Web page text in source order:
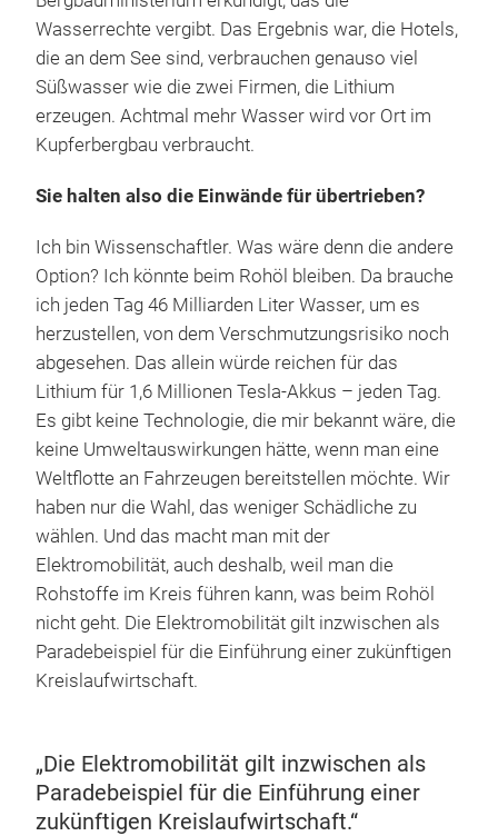
Wasserrechte vergibt. Das Ergebnis war, die Hotels,
die an dem See sind, verbrauchen genauso viel
Süßwasser wie die zwei Firmen, die Lithium
erzeugen. Achtmal mehr Wasser wird vor Ort im
Kupferbergbau verbraucht.
Sie halten also die Einwände für übertrieben?
Ich bin Wissenschaftler. Was wäre denn die andere
Option? Ich könnte beim Rohöl bleiben. Da brauche
ich jeden Tag 46 Milliarden Liter Wasser, um es
herzustellen, von dem Verschmutzungsrisiko noch
abgesehen. Das allein würde reichen für das
Lithium für 1,6 Millionen Tesla-Akkus – jeden Tag.
Es gibt keine Technologie, die mir bekannt wäre, die
keine Umweltauswirkungen hätte, wenn man eine
Weltflotte an Fahrzeugen bereitstellen möchte. Wir
haben nur die Wahl, das weniger Schädliche zu
wählen. Und das macht man mit der
Elektromobilität, auch deshalb, weil man die
Rohstoffe im Kreis führen kann, was beim Rohöl
nicht geht. Die Elektromobilität gilt inzwischen als
Paradebeispiel für die Einführung einer zukünftigen
Kreislaufwirtschaft.
„Die Elektromobilität gilt inzwischen als
Paradebeispiel für die Einführung einer
zukünftigen Kreislaufwirtschaft.“